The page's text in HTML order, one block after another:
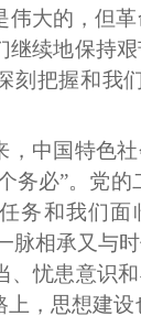
伟大的，但
继续地保持
刻把握和我
，中国特色
务必”。党
务和我们
脉相承又与
、忧患意识
，思想建